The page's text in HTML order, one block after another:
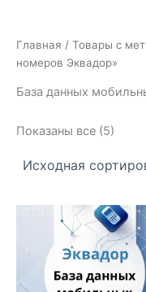
Главная / Товары с
номеров Эквадор»
База данных
Показаны все (5)